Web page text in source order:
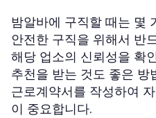
밤알바에 구직할 때는 몇
안전한 구직을 위해서 반
해당 업소의 신뢰성을 확
추천을 받는 것도 좋은 방
근로계약서를 작성하여
이 중요합니다.